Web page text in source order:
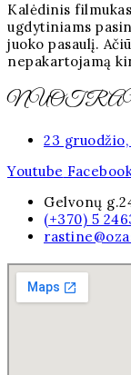
Kalėdinis
ugdytiniams
juoko pasaulį.
nepakartojamą
23 gruodžio,
Youtube
Gelvonų
(+370) 5